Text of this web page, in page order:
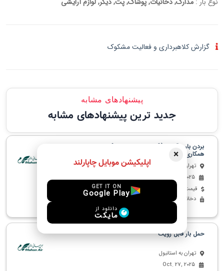
گزارش کلاهبرداری و فعالیت مشکوک
پیشنهادهای مشابه
جدید ترین پیشنهادهای مشابه
بردن بار و آوردن(اگر حجم بالایی هفتگی دارید میتونیم
همکاری ک
تهران به استانبول
Nov. 11, 2025
قیمت/کیلوگرم: 8 دلار آمریکا
دخانیات - پوشاک - دیگر
حمل بار قابل رویت
تهران به استانبول
Oct. 27, 2025
×
اپلیکیشن موبایل چاپارلند
GET IT ON
Google Play
دانلود از
مایکت